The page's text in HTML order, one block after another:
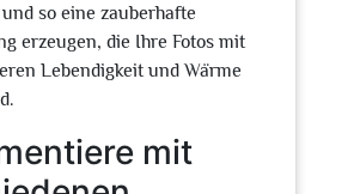
so eine zauberhafte
erzeugen, die Ihre Fotos mit
Lebendigkeit und Wärme
mit